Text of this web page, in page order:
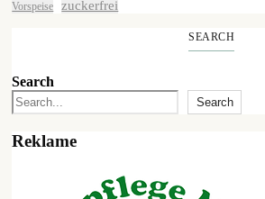
Vorspeise zuckerfrei
SEARCH
Search
Search
Reklame